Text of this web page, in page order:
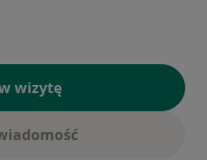
wizytę